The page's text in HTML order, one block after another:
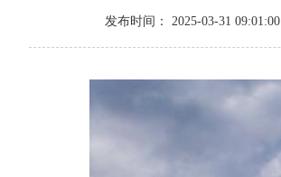
发布时间： 2025-03-31 09:01:00